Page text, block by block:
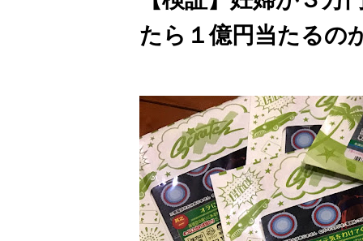
たら１億円当たるの